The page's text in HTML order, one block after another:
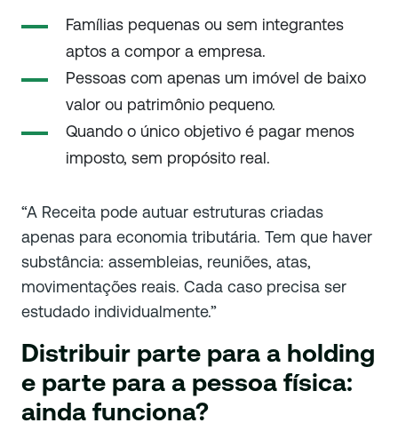
Famílias pequenas ou sem integrantes
aptos a compor a empresa.
Pessoas com apenas um imóvel de baixo
valor ou patrimônio pequeno.
Quando o único objetivo é pagar menos
imposto, sem propósito real.
“A Receita pode autuar estruturas criadas
apenas para economia tributária. Tem que haver
substância: assembleias, reuniões, atas,
movimentações reais. Cada caso precisa ser
estudado individualmente.”
Distribuir parte para a holding
e parte para a pessoa física:
ainda funciona?